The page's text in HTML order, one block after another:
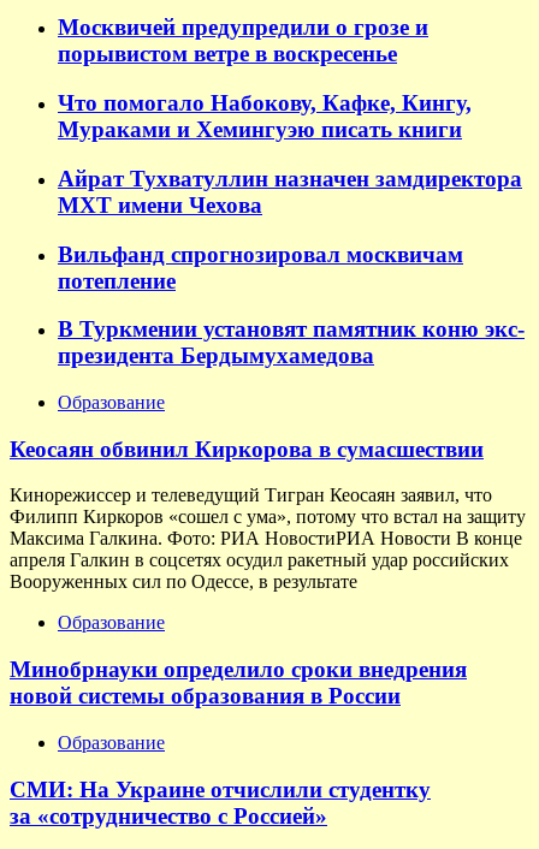
Москвичей предупредили о грозе и
порывистом ветре в воскресенье
Что помогало Набокову, Кафке, Кингу,
Мураками и Хемингуэю писать книги
Айрат Тухватуллин назначен замдиректора
МХТ имени Чехова
Вильфанд спрогнозировал москвичам
потепление
В Туркмении установят памятник коню экс-
президента Бердымухамедова
Образование
Кеосаян обвинил Киркорова в сумасшествии
Кинорежиссер и телеведущий Тигран Кеосаян заявил, что
Филипп Киркоров «сошел с ума», потому что встал на защиту
Максима Галкина. Фото: РИА НовостиРИА Новости В конце
апреля Галкин в соцсетях осудил ракетный удар российских
Вооруженных сил по Одессе, в результате
Образование
Минобрнауки определило сроки внедрения
новой системы образования в России
Образование
СМИ: На Украине отчислили студентку
за «сотрудничество с Россией»